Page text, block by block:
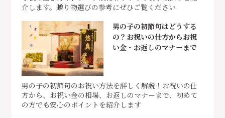
介します。贈り物選びの参考にぜひご覧ください
男の子の初節句はどうする
の？お祝いの仕方からお祝
い金・お返しのマナーまで
男の子の初節句のお祝い方法を詳しく解説！お祝いの仕
方から、お祝い金の相場、お返しのマナーまで、初めて
の方でも安心のポイントを紹介します